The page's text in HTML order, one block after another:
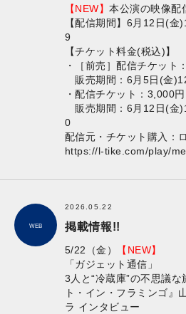
【NEW】本公演の映像配
【配信期間】6月12日(
9
【チケット料金(税込)】
・［前売］配信チケット
販売期間：6月5日(金
・配信チケット：3,000円
販売期間：6月12日(金
0
配信元・チケット購入：
https://l-tike.com/play/
WEB
2026.05.22
掲載情報!!
5/22（金）
【NEW】
「ガジェット通信」
3人と“冷蔵庫”の不思議
ト・イン・フラミンゴ』
ラ インタビュー